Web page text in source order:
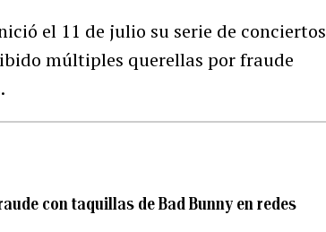
el 11 de julio su serie de conciertos
múltiples querellas por fraude
con taquillas de Bad Bunny en redes